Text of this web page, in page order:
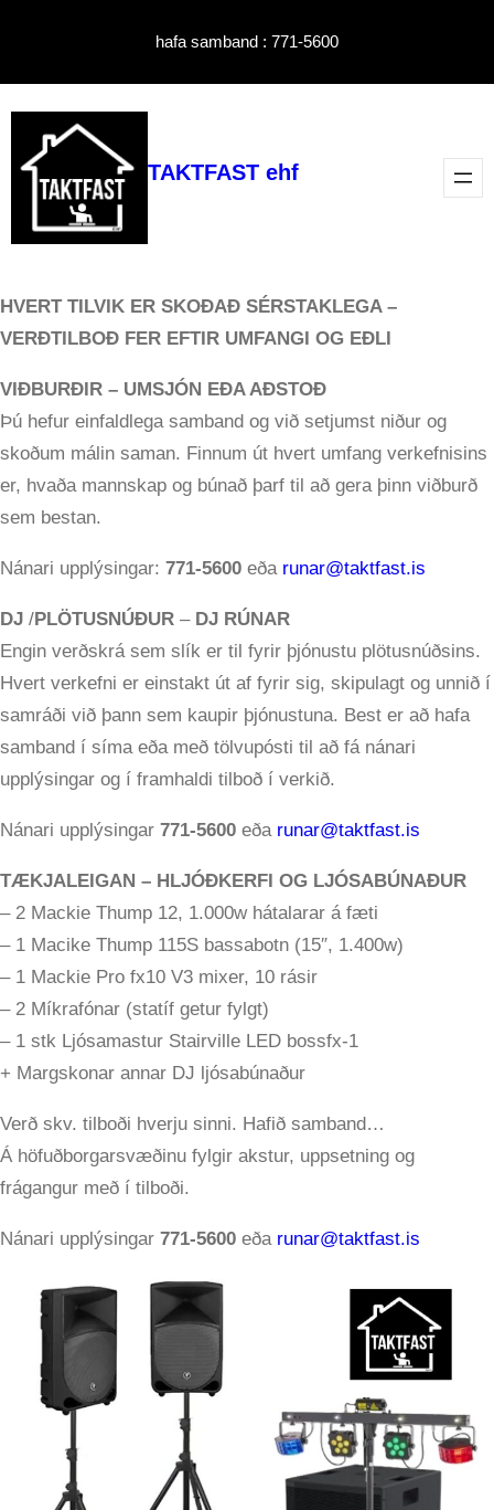
content
hafa samband : 771-5600
TAKTFAST ehf
HVERT TILVIK ER SKOÐAÐ SÉRSTAKLEGA –
VERÐTILBOÐ FER EFTIR UMFANGI OG EÐLI
VIÐBURÐIR – UMSJÓN EÐA AÐSTOÐ
Þú hefur einfaldlega samband og við setjumst niður og
skoðum málin saman. Finnum út hvert umfang verkefnisins
er, hvaða mannskap og búnað þarf til að gera þinn viðburð
sem bestan.
Nánari upplýsingar: 771-5600 eða runar@taktfast.is
DJ /PLÖTUSNÚÐUR –DJ RÚNAR
Engin verðskrá sem slík er til fyrir þjónustu plötusnúðsins.
Hvert verkefni er einstakt út af fyrir sig, skipulagt og unnið í
samráði við þann sem kaupir þjónustuna. Best er að hafa
samband í síma eða með tölvupósti til að fá nánari
upplýsingar og í framhaldi tilboð í verkið.
Nánari upplýsingar 771-5600 eða runar@taktfast.is
TÆKJALEIGAN – HLJÓÐKERFI OG LJÓSABÚNAÐUR
– 2 Mackie Thump 12, 1.000w hátalarar á fæti
– 1 Macike Thump 115S bassabotn (15″, 1.400w)
– 1 Mackie Pro fx10 V3 mixer, 10 rásir
– 2 Míkrafónar (statíf getur fylgt)
– 1 stk Ljósamastur Stairville LED bossfx-1
+ Margskonar annar DJ ljósabúnaður
Verð skv. tilboði hverju sinni. Hafið samband…
Á höfuðborgarsvæðinu fylgir akstur, uppsetning og
frágangur með í tilboði.
Nánari upplýsingar 771-5600 eða runar@taktfast.is